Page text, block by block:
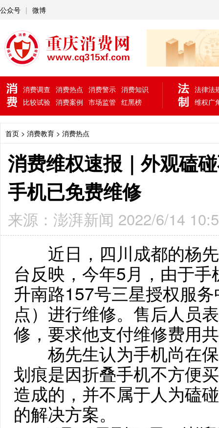
公众号 | 微博
消费调查 消费热点 消费警示 消费知识
比较试验 消费案例 市场监管 红黑榜
法律法
维权广
首页 > 消费教育 > 消费热点
消费维权速报｜外观磕
手机已免费维修
来源：澎湃新闻 2022/6/14
近日，四川成都的杨先
台反映，今年5月，由于
升南路157号三星授权服
点）进行维修。售后人员
修，要求他支付维修费用
杨先生认为手机尚在保
划痕是因折叠手机不方便
造成的，并不属于人为磕
的解决方案。